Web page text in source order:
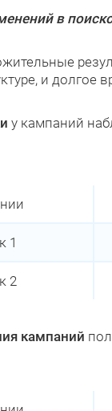
в
и
у кампаний
1
2
кампаний